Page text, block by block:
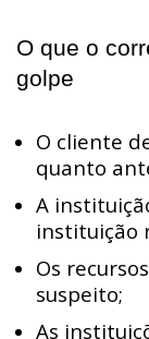
O que o
golpe
O cliente
quanto
A
instituição
Os
suspeito;
As